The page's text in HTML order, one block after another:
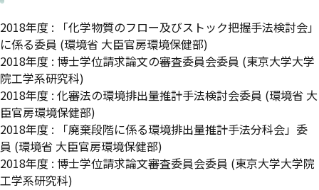
2018年度 :
「化学物質のフロー及びストック把握手法検討会」
に係る委員 (環境省 大臣官房環境保健部)
2018年度 : 博士学位請求論文の審査委員会委員 (東京大学大学
院工学系研究科)
2018年度 : 化審法の環境排出量推計手法検討会委員 (環境省 大
臣官房環境保健部)
2018年度 :
「廃棄段階に係る環境排出量推計手法分科会」委
員 (環境省 大臣官房環境保健部)
2018年度 : 博士学位請求論文審査委員会委員 (東京大学大学院
工学系研究科)